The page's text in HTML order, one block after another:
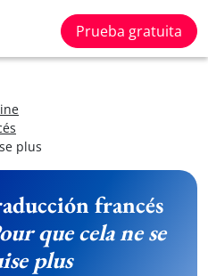
Prueba gratuita
plus
francés
que cela ne se
plus